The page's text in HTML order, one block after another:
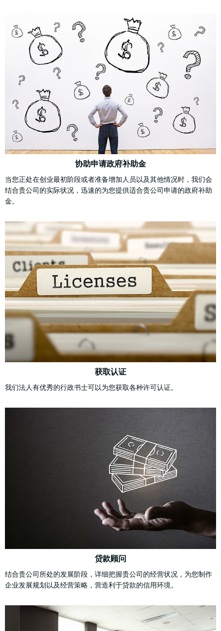
协助申请政府补助金
当您正处在创业最初阶段或者准备增加人员以及其他情况时，我们会
结合贵公司的实际状况，迅速的为您提供适合贵公司申请的政府补助
金。
获取认证
我们法人有优秀的行政书士可以为您获取各种许可认证。
贷款顾问
结合贵公司所处的发展阶段，详细把握贵公司的经营状况，为您制作
企业发展规划以及经营策略，营造利于贷款的信用环境。